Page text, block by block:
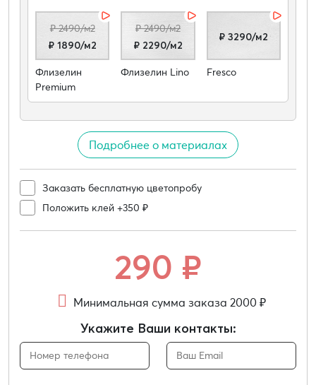
₽ 2490/м2
₽ 1890/м2
Флизелин
Premium
₽ 2490/м2
₽ 2290/м2
Флизелин Lino
₽ 3290/м2
Fresco
Подробнее о материалах
Заказать бесплатную цветопробу
Положить клей +350 ₽
290 ₽
Минимальная сумма заказа 2000 ₽
Укажите Ваши контакты: